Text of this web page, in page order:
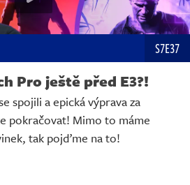
S7E37
Pro ještě před E3?!
spojili a epická výprava za
pokračovat! Mimo to máme
tak pojďme na to!